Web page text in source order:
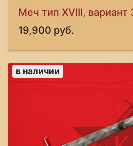
Меч тип XVIII, вариант
19,900 руб.
в наличии